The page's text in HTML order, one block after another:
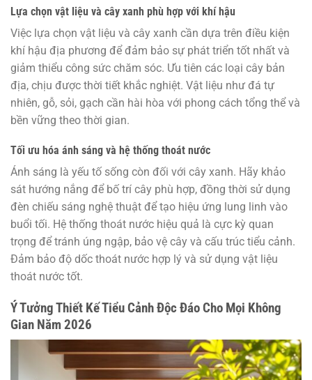
Lựa chọn vật liệu và cây xanh phù hợp với khí hậu
Việc lựa chọn vật liệu và cây xanh cần dựa trên điều kiện
khí hậu địa phương để đảm bảo sự phát triển tốt nhất và
giảm thiểu công sức chăm sóc. Ưu tiên các loại cây bản
địa, chịu được thời tiết khắc nghiệt. Vật liệu như đá tự
nhiên, gỗ, sỏi, gạch cần hài hòa với phong cách tổng thể và
bền vững theo thời gian.
Tối ưu hóa ánh sáng và hệ thống thoát nước
Ánh sáng là yếu tố sống còn đối với cây xanh. Hãy khảo
sát hướng nắng để bố trí cây phù hợp, đồng thời sử dụng
đèn chiếu sáng nghệ thuật để tạo hiệu ứng lung linh vào
buổi tối. Hệ thống thoát nước hiệu quả là cực kỳ quan
trọng để tránh úng ngập, bảo vệ cây và cấu trúc tiểu cảnh.
Đảm bảo độ dốc thoát nước hợp lý và sử dụng vật liệu
thoát nước tốt.
Ý Tưởng Thiết Kế Tiểu Cảnh Độc Đáo Cho Mọi Không
Gian Năm 2026